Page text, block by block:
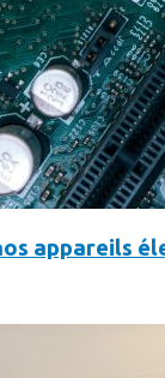
de son
appareils